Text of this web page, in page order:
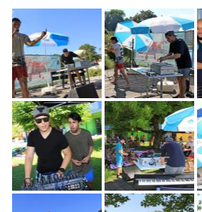
Agenda
Netzwerk
Spenden
Jobs
Freiwilligenarbeit
News